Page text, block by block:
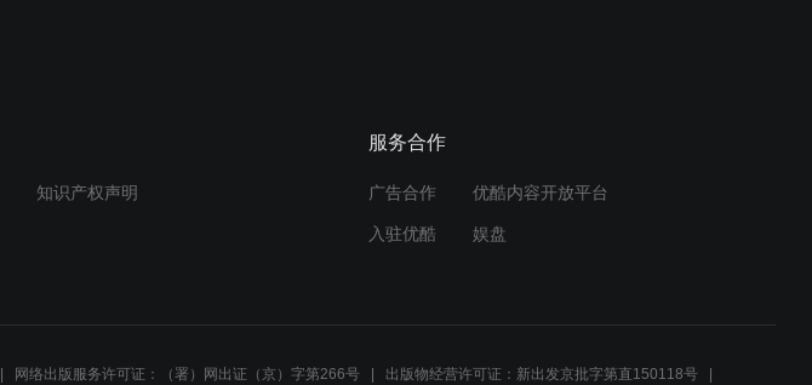
知识产权声明
服务合作
广告合作 优酷内容开放平台
入驻优酷 娱盘
网络出版服务许可证：（署）网出证（京）字第266号 出版物经营许可证：新出发京批字第直150118号